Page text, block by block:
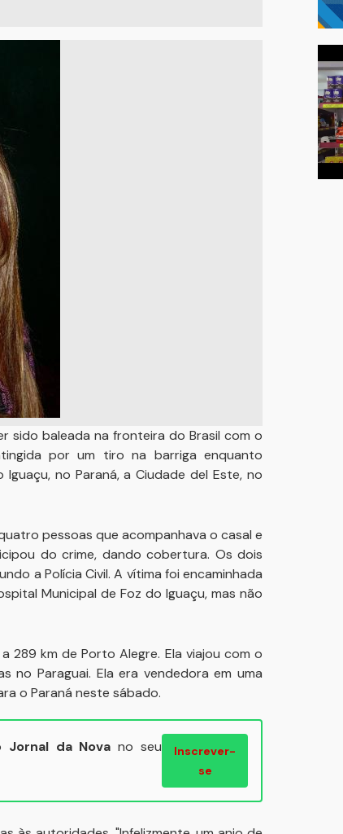
sido baleada na fronteira do Brasil com o
por um tiro na barriga enquanto
no Paraná, a Ciudade del Este, no
pessoas que acompanhava o casal e
do crime, dando cobertura. Os dois
a Polícia Civil. A vítima foi encaminhada
Municipal de Foz do Iguaçu, mas não
289 km de Porto Alegre. Ela viajou com o
no Paraguai. Ela era vendedora em uma
o Paraná neste sábado.
Jornal da Nova no seu
Inscrever-
se